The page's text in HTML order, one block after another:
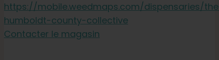
Graines de jardin
https://mobile.weedmaps.com/dispensaries/
humboldt-county-collective
Contacter le magasin